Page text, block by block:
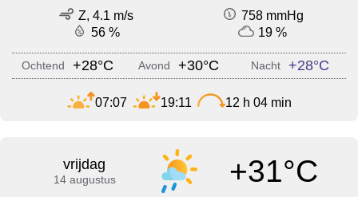
Z, 4.1 m/s
758 mmHg
56 %
19 %
Ochtend +28°C Avond +30°C Nacht +28°C
07:07 19:11 12 h 04 min
vrijdag
14 augustus +31°C